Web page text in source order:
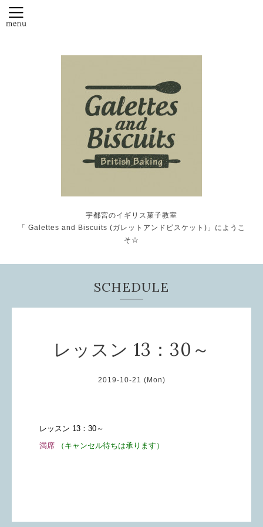
宇都宮のイギリス菓子教室
「 Galettes and Biscuits (ガレットアンドビスケット)」にようこ
そ☆
SCHEDULE
レッスン 13：30～
2019-10-21 (Mon)
レッスン 13：30～
満席
（キャンセル待ちは承ります）